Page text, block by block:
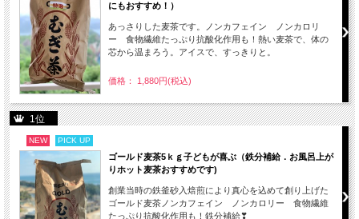
にもおすすめ！）
あっさりした麦茶です。ノンカフェイン ノンカロリ
ー 食物繊維たっぷり抗酸化作用も！熱い麦茶で、体の
芯から温まろう。アイスで、すっきりと。
価格： 1,880円(税込)
1位
NEW PICK UP
ゴールド麦茶5ｋｇ子どもが喜ぶ（鉄分補給．お風呂上が
りホット麦茶おすすめです)
創業当時の鉄釜砂入焙煎により真心を込めて創り上げた
ゴールド麦茶ノンカフェイン ノンカロリー 食物繊維
たっぷり抗酸化作用も！鉄分補給❣